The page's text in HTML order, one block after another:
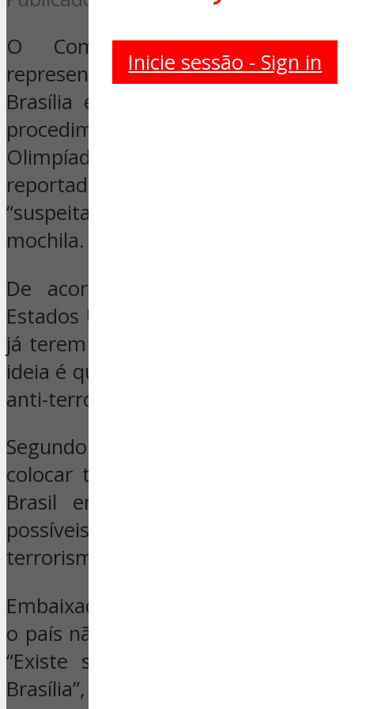
Inicie sessão - Sign in
O Comando Militar do
representantes de cerca de 70
Brasília em uma tentativa de
procedimentos” contra terrorismo
Olimpíada. Entre as orientações está
reportados casos de pessoas
“suspeita” ou de material
mochila.
De acordo com o órgão,
Estados Unidos, França e Israel foram
já terem protocolos militares contra
ideia é que eles apresentem sugestões
anti-terror.
Segundo o general César Justo, a
colocar todas as 127 embaixadas que
Brasil em um mesmo nível de
possíveis – mas improváveis,
terrorismo.
Embaixador da Bulgária, Valeri Yotov
o país não tem preocupação durante a
“Existe sensação de segurança e
Brasília”, declarou. Ele disse que